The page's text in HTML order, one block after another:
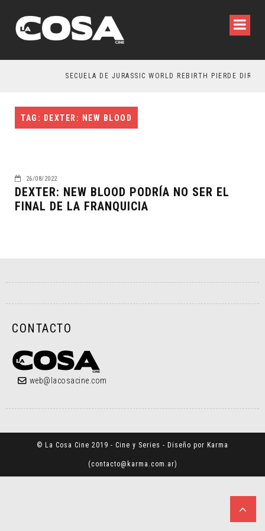
SECUELA DE JURASSIC WORLD REBIRTH PIERDE
TAG: DEXTER: NEW BLOOD
26/08/2022
DEXTER: NEW BLOOD PODRÍA NO SER EL
FINAL DE LA FRANQUICIA
CONTACTO
web@lacosacine.com
© La Cosa Cine 2019 - Cine y Series - Diseño por Karma
(contacto@karma.com.ar)